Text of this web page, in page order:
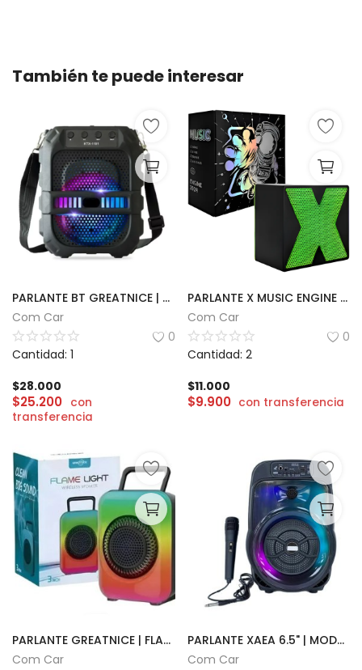
También te puede interesar
PARLANTE BT GREATNICE | GTS-1191
Com Car
0
Cantidad: 1
$28.000
$25.200 con
transferencia
PARLANTE X MUSIC ENGINE 2024
Com Car
0
Cantidad: 2
$11.000
$9.900 con transferencia
PARLANTE GREATNICE | FLAME LIGHT 3''
Com Car
PARLANTE XAEA 6.5" | MODX-002D
Com Car